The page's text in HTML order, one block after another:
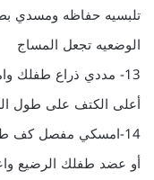
تلبسيه حفاظه ومسدي
الوضعيه تجعل المساج
13- مددي ذراع طفلك
أعلى الكتف على طول
14-امسكي مفصل كف
أو عضد طفلك الرضيع